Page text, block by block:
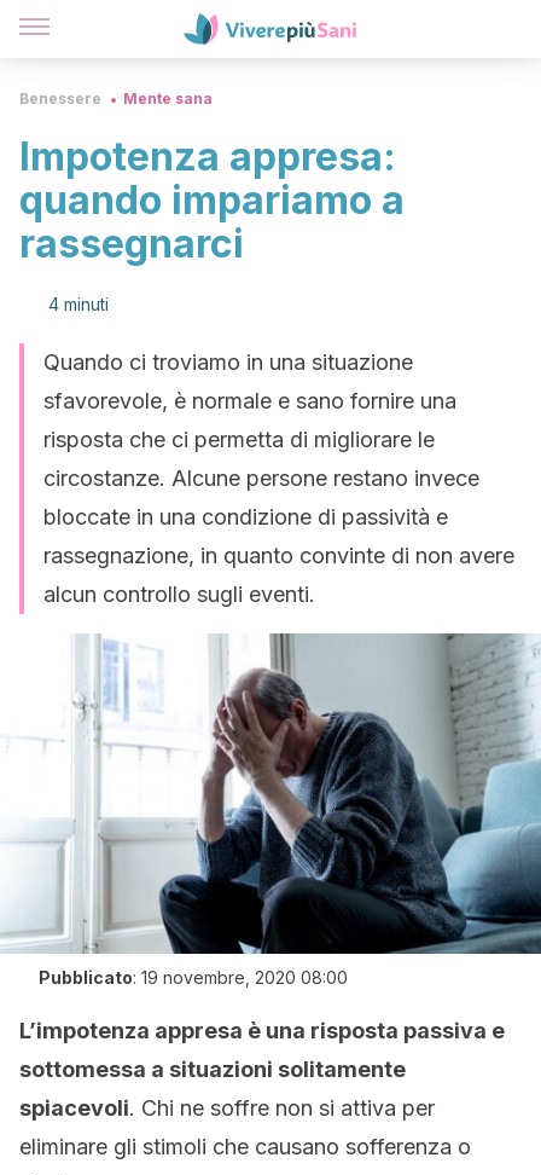
Benessere Mente sana
Impotenza appresa:
quando impariamo a
rassegnarci
4 minuti
Quando ci troviamo in una situazione
sfavorevole, è normale e sano fornire una
risposta che ci permetta di migliorare le
circostanze. Alcune persone restano invece
bloccate in una condizione di passività e
rassegnazione, in quanto convinte di non avere
alcun controllo sugli eventi.
Pubblicato: 19 novembre, 2020 08:00
L’impotenza appresa è una risposta passiva e
sottomessa a situazioni solitamente
spiacevoli. Chi ne soffre non si attiva per
eliminare gli stimoli che causano sofferenza o